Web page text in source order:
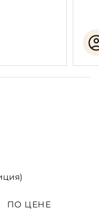
ПО ЦЕНЕ